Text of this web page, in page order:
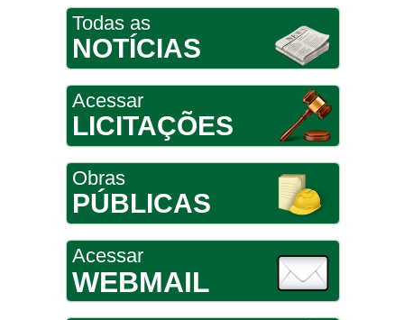
Todas as
NOTÍCIAS
Acessar
LICITAÇÕES
Obras
PÚBLICAS
Acessar
WEBMAIL